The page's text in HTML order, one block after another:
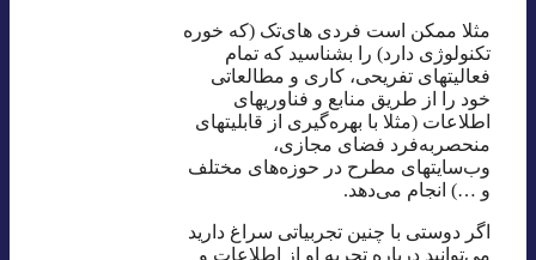
مثلا ممکن است فردی های‌تک (که خوره
تکنولوژی دارد) را بشناسید که تمام
فعالیتهای تفریحی، کاری و مطالعاتی
خود را از طریق منابع و فناوریهای
اطلاعات (مثلا با بهره‌گیری از قابلیتهای
منحصربه‌فرد فضای مجازی،
وب‌سایتهای مطرح در حوزه‌های مختلف
و …) انجام می‌دهد.
اگر دوستی با چنین تجربیاتی سراغ دارید
می‌توانید درباره تجربه او از اطلاعات و